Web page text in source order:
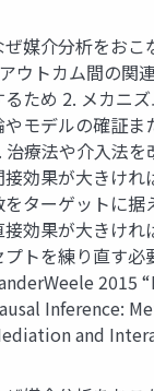
ぜ媒介分析をおこ
ウトカム間の関
るため 2. メカニ
やモデルの確証ま
治療法や介入法を
接効果が大きけれ
をターゲットに据
接効果が大きけれ
プトを練り直す必
2015
Inference:
and